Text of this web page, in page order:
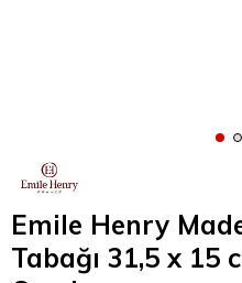
Emile Henry
Tabağı 31,5 x 15